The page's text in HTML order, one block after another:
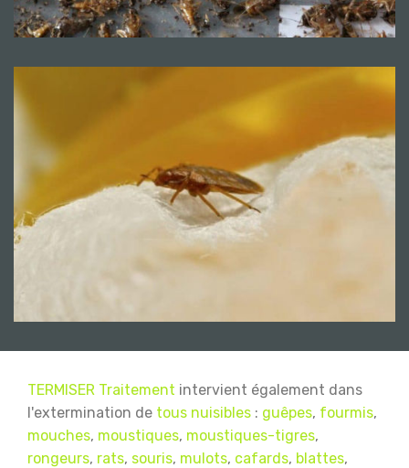
TERMISER Traitement intervient également dans
l'extermination de tous nuisibles : guêpes, fourmis,
mouches, moustiques, moustiques-tigres,
rongeurs, rats, souris, mulots, cafards, blattes,